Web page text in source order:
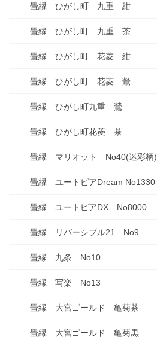
畳縁 ひがし町 九重 紺
畳縁 ひがし町 九重 茶
畳縁 ひがし町 花菱 紺
畳縁 ひがし町 花菱 鶯
畳縁 ひがし町九重 鶯
畳縁 ひがし町花菱 茶
畳縁 マリオット No40(迷彩柄)
畳縁 ユートピアDream No1330
畳縁 ユートピアDX No8000
畳縁 リバーシブル21 No9
畳縁 九条 No10
畳縁 写楽 No13
畳縁 大宮ゴールド 亀菊茶
畳縁 大宮ゴールド 亀菊黒